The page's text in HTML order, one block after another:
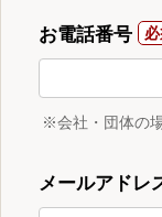
お電話番号
※会社・団体の
メールアドレ